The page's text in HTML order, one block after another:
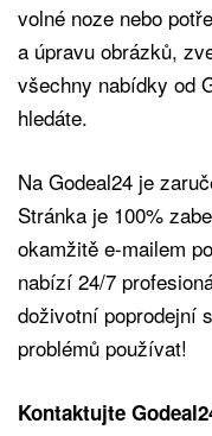
volné noze nebo
a úpravu obrázků,
všechny nabídky od
hledáte.
Na Godeal24 je
Stránka je 100%
okamžitě e-mailem
nabízí 24/7
doživotní poprodejní
problémů používat!
Kontaktujte